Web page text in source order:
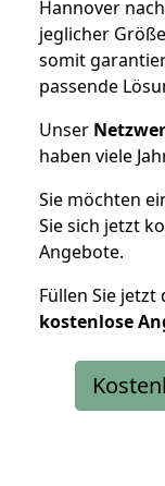
Hannover
jeglicher
somit
passende
Unser
haben viele
Sie möchten
Sie sich jetzt
Angebote.
Füllen Sie
kostenlose